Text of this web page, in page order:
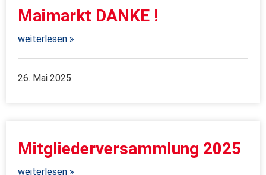
Maimarkt DANKE !
weiterlesen »
26. Mai 2025
Mitgliederversammlung 2025
weiterlesen »